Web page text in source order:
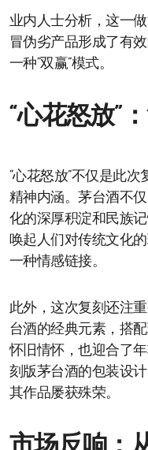
业内人士分析，这一
冒伪劣产品形成了有
一种“双赢”模式。
“心花怒放”
“心花怒放”不仅是此
精神内涵。茅台酒不
化的深厚积淀和民族
唤起人们对传统文化
一种情感链接。
此外，这次复刻还注
台酒的经典元素，搭
怀旧情怀，也迎合了
刻版茅台酒的包装设
其作品屡获殊荣。